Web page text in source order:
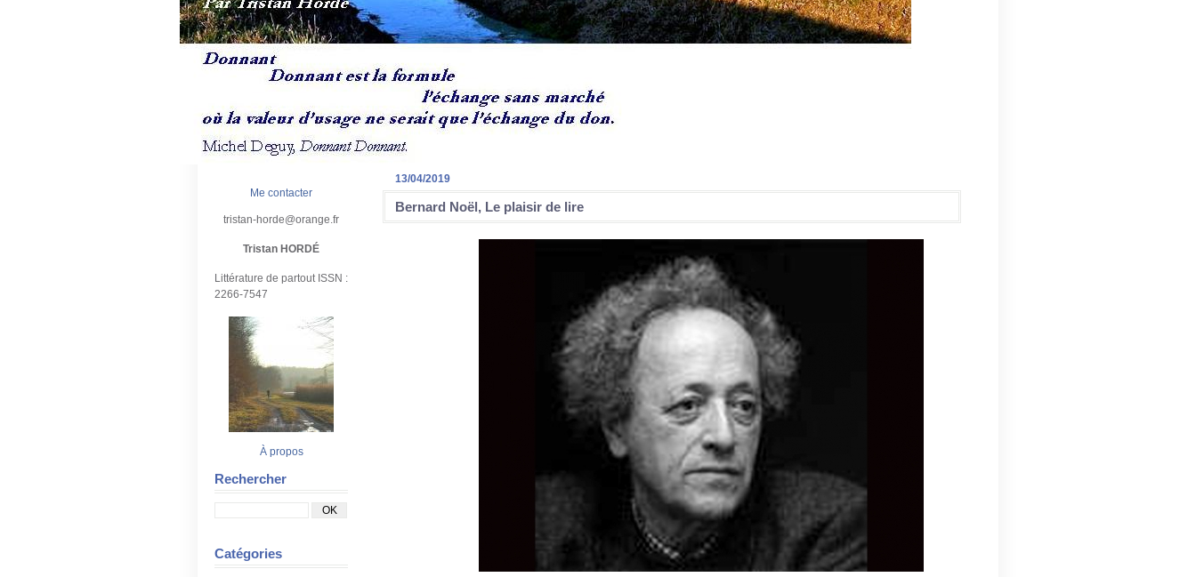
Me contacter
tristan-horde@orange.fr
Tristan HORDÉ
Littérature de partout ISSN :
2266-7547
À propos
Rechercher
Catégories
13/04/2019
Bernard Noël, Le plaisir de lire